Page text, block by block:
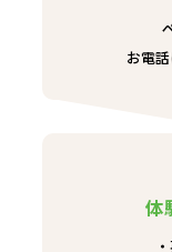
お電
体